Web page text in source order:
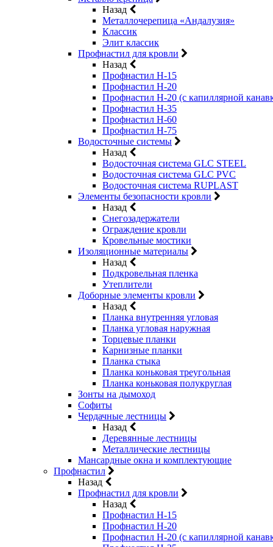
Назад
Металлочерепица «Андалузия»
Классик
Элит классик
Профнастил для кровли
Назад
Профнастил Н-15
Профнастил Н-20
Профнастил Н-20 (с капиллярной
Профнастил Н-35
Профнастил Н-60
Профнастил Н-75
Водосточные системы
Назад
Водосточная система GLC STEEL
Водосточная система GLC PVC
Водосточная система RUPLAST
Элементы безопасности кровли
Назад
Снегозадержатели
Ограждение кровли
Кровельные мостики
Изоляционные материалы
Назад
Подкровельная пленка
Утеплители
Доборные элементы кровли
Назад
Планка внутренняя угловая
Планка угловая наружная
Торцевые планки
Карнизные планки
Планка стыка
Планка коньковая треугольная
Планка коньковая полукруглая
Зонты на дымоход
Софиты
Чердачные лестницы
Назад
Деревянные лестницы
Металлические лестницы
Мансардные окна и комплектующие
Профнастил
Назад
Профнастил для кровли
Назад
Профнастил Н-15
Профнастил Н-20
Профнастил Н-20 (с капиллярной